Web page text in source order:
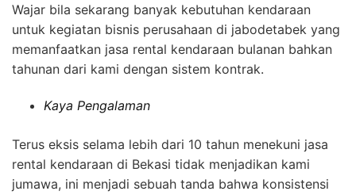
Wajar bila sekarang banyak kebutuhan kendaraan
untuk kegiatan bisnis perusahaan di jabodetabek yang
memanfaatkan jasa rental kendaraan bulanan bahkan
tahunan dari kami dengan sistem kontrak.
Kaya Pengalaman
Terus eksis selama lebih dari 10 tahun menekuni jasa
rental kendaraan di Bekasi tidak menjadikan kami
jumawa, ini menjadi sebuah tanda bahwa konsistensi